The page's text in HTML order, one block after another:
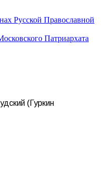
Русской Православной
Патриархата
(Гуркин